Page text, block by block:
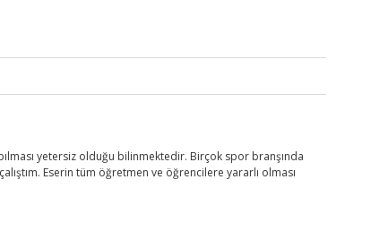
yetersiz olduğu bilinmektedir. Birçok spor branşında
Eserin tüm öğretmen ve öğrencilere yararlı olması